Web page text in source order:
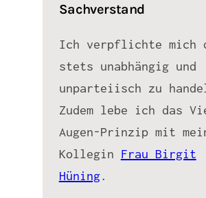
Sachverstand
Ich verpflichte mich
stets unabhängig und
unparteiisch zu
Zudem lebe ich das
Augen-Prinzip mit
Kollegin Frau Birgit
Hüning.